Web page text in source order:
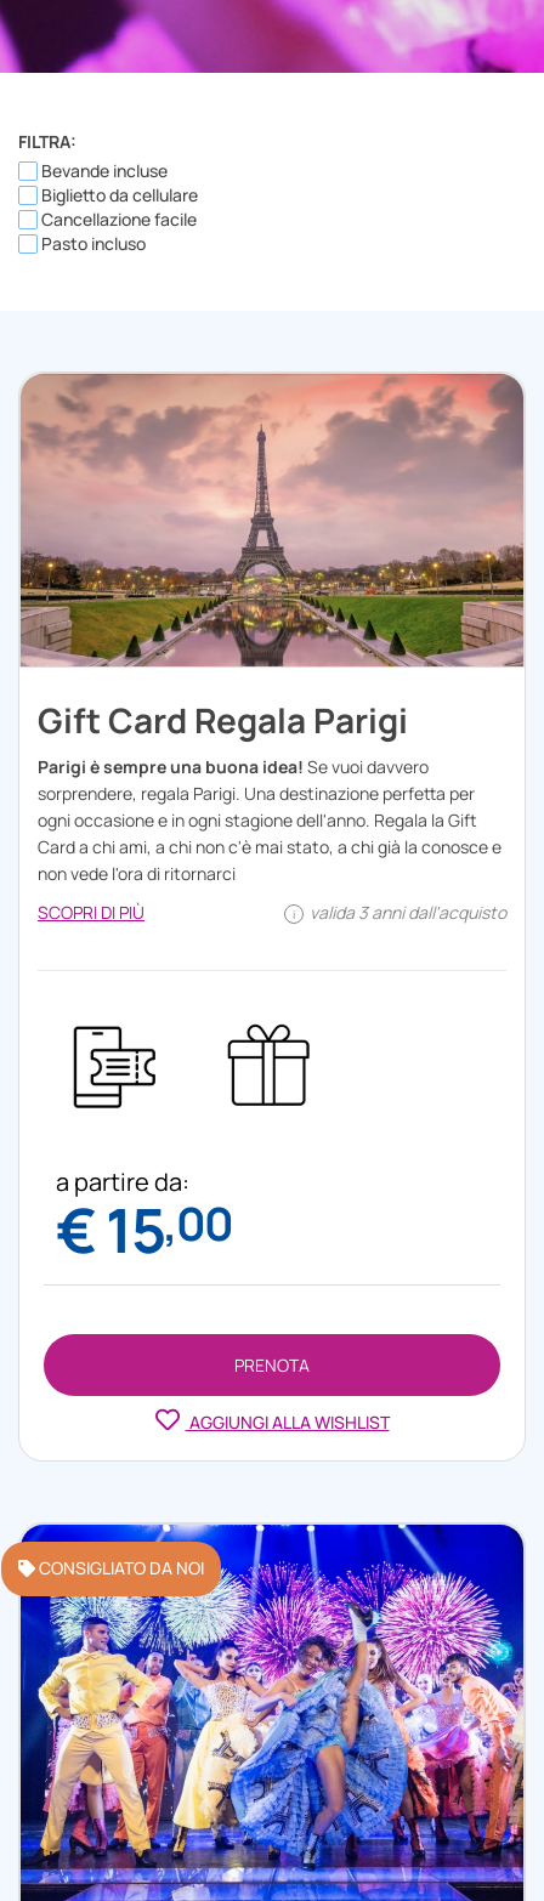
FILTRA:
Bevande incluse
Biglietto da cellulare
Cancellazione facile
Pasto incluso
Gift Card Regala Parigi
Parigi è sempre una buona idea! Se vuoi davvero
sorprendere, regala Parigi. Una destinazione perfetta per
ogni occasione e in ogni stagione dell'anno. Regala la Gift
Card a chi ami, a chi non c'è mai stato, a chi già la conosce e
non vede l'ora di ritornarci
SCOPRI DI PIÙ
i valida 3 anni dall'acquisto
a partire da:
€ 15,00
PRENOTA
AGGIUNGI ALLA WISHLIST
CONSIGLIATO DA NOI